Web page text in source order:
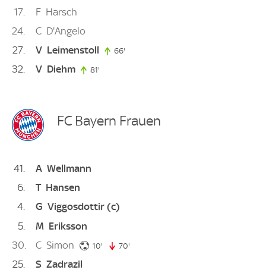
17
F Harsch
24
C D'Angelo
27
V Leimenstoll 66'
32 V Diehm 81'
FC Bayern Frauen
41 A Wellmann
6
T Hansen
4
G Viggosdottir (c)
5
M Eriksson
30
C Simon 10' 10. minute
70'
25 S Zadrazil